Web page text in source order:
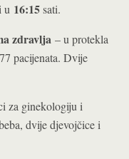
u 16:15sati.
zdravlja – u protekla
pacijenata. Dvije
za ginekologiju i
dvije djevojčice i